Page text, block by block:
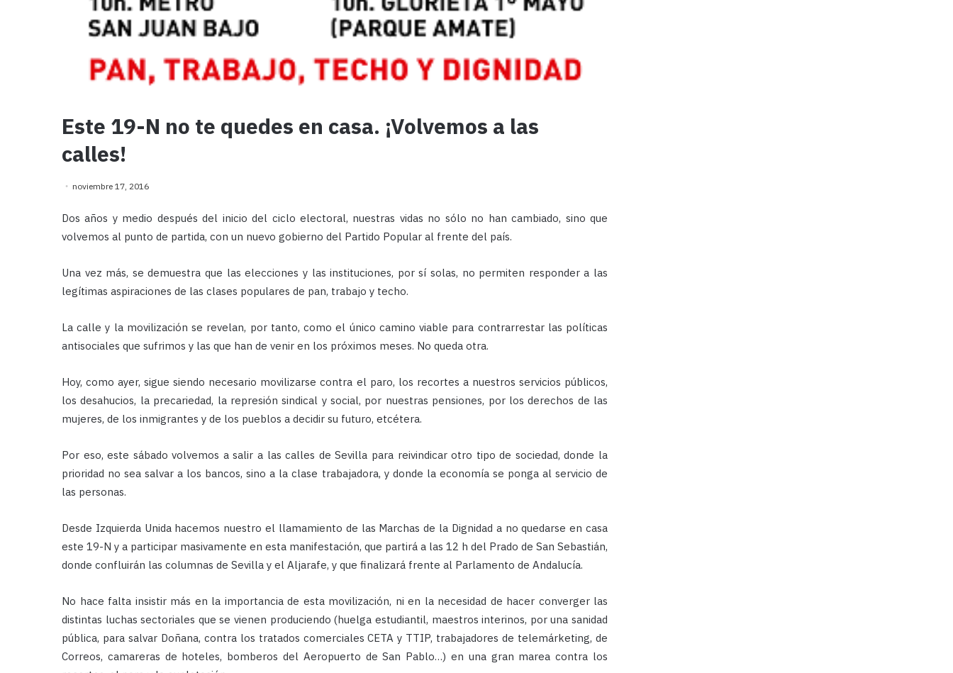
Este 19-N no te quedes en casa. ¡Volvemos a las
calles!
noviembre 17, 2016
Dos años y medio después del inicio del ciclo electoral, nuestras vidas no sólo no han cambiado, sino que
volvemos al punto de partida, con un nuevo gobierno del Partido Popular al frente del país.
Una vez más, se demuestra que las elecciones y las instituciones, por sí solas, no permiten responder a las
legítimas aspiraciones de las clases populares de pan, trabajo y techo.
La calle y la movilización se revelan, por tanto, como el único camino viable para contrarrestar las políticas
antisociales que sufrimos y las que han de venir en los próximos meses. No queda otra.
Hoy, como ayer, sigue siendo necesario movilizarse contra el paro, los recortes a nuestros servicios públicos,
los desahucios, la precariedad, la represión sindical y social, por nuestras pensiones, por los derechos de las
mujeres, de los inmigrantes y de los pueblos a decidir su futuro, etcétera.
Por eso, este sábado volvemos a salir a las calles de Sevilla para reivindicar otro tipo de sociedad, donde la
prioridad no sea salvar a los bancos, sino a la clase trabajadora, y donde la economía se ponga al servicio de
las personas.
Desde Izquierda Unida hacemos nuestro el llamamiento de las Marchas de la Dignidad a no quedarse en casa
este 19-N y a participar masivamente en esta manifestación, que partirá a las 12 h del Prado de San Sebastián,
donde confluirán las columnas de Sevilla y el Aljarafe, y que finalizará frente al Parlamento de Andalucía.
No hace falta insistir más en la importancia de esta movilización, ni en la necesidad de hacer converger las
distintas luchas sectoriales que se vienen produciendo (huelga estudiantil, maestros interinos, por una sanidad
pública, para salvar Doñana, contra los tratados comerciales CETA y TTIP, trabajadores de telemárketing, de
Correos, camareras de hoteles, bomberos del Aeropuerto de San Pablo…) en una gran marea contra los